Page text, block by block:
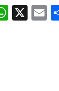
W
ha
X E
m